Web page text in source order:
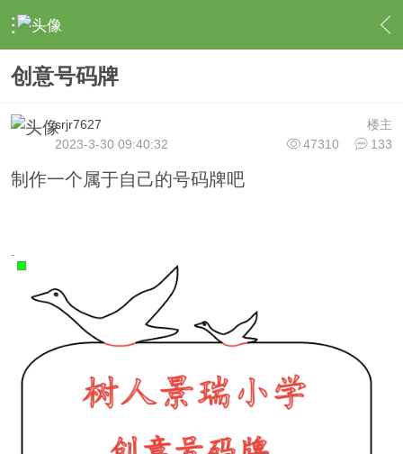
› 作品论坛 › 一年级作品 › 内容
创意号码牌
楼主
srjr7627
47310
133
2023-3-30 09:40:32
制作一个属于自己的号码牌吧